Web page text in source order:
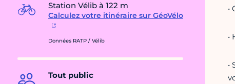
Station Vélib à 122 m
Calculez votre itinéraire sur GéoVélo
Données RATP / Vélib
Tout public
•
•
•